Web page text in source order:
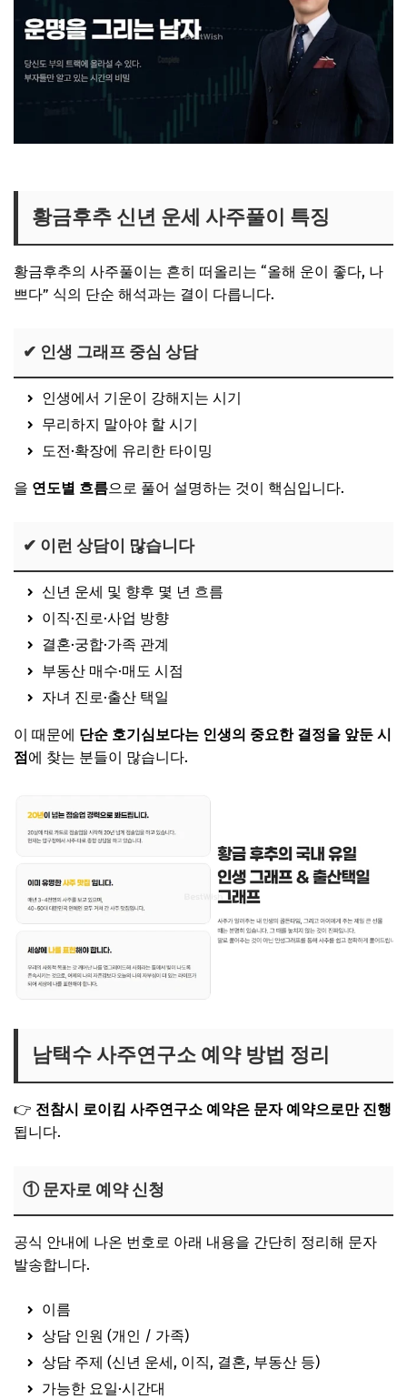
황금후추 신년 운세 사주풀이 특징
황금후추의 사주풀이는 흔히 떠올리는 “올해 운이 좋다, 나
쁘다” 식의 단순 해석과는 결이 다릅니다.
✔ 인생 그래프 중심 상담
인생에서 기운이 강해지는 시기
무리하지 말아야 할 시기
도전·확장에 유리한 타이밍
을 연도별 흐름으로 풀어 설명하는 것이 핵심입니다.
✔ 이런 상담이 많습니다
신년 운세 및 향후 몇 년 흐름
이직·진로·사업 방향
결혼·궁합·가족 관계
부동산 매수·매도 시점
자녀 진로·출산 택일
이 때문에 단순 호기심보다는 인생의 중요한 결정을 앞둔 시
점 에 찾는 분들이 많습니다.
남택수 사주연구소 예약 방법 정리
👉 전참시 로이킴 사주연구소 예약은 문자 예약으로만 진행
됩니다.
① 문자로 예약 신청
공식 안내에 나온 번호로 아래 내용을 간단히 정리해 문자
발송합니다.
이름
상담 인원 (개인 / 가족)
상담 주제 (신년 운세, 이직, 결혼, 부동산 등)
가능한 요일·시간대